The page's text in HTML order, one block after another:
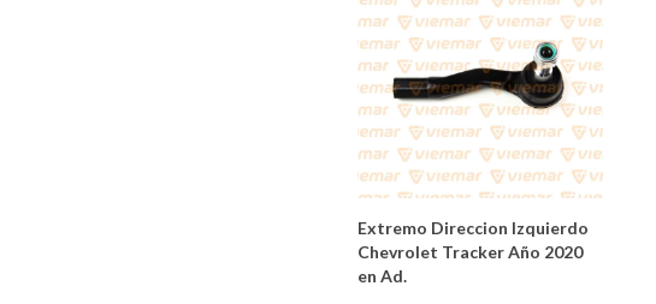
Extremo Direccion Izquierdo
Chevrolet Tracker Año 2020
en Ad.